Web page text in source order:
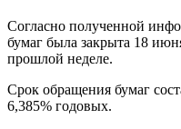
Согласно полученной
бумаг была закрыта 18
прошлой неделе.
Срок обращения бумаг
6,385% годовых.